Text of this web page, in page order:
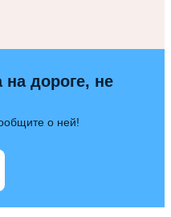
дороге, не
о ней!